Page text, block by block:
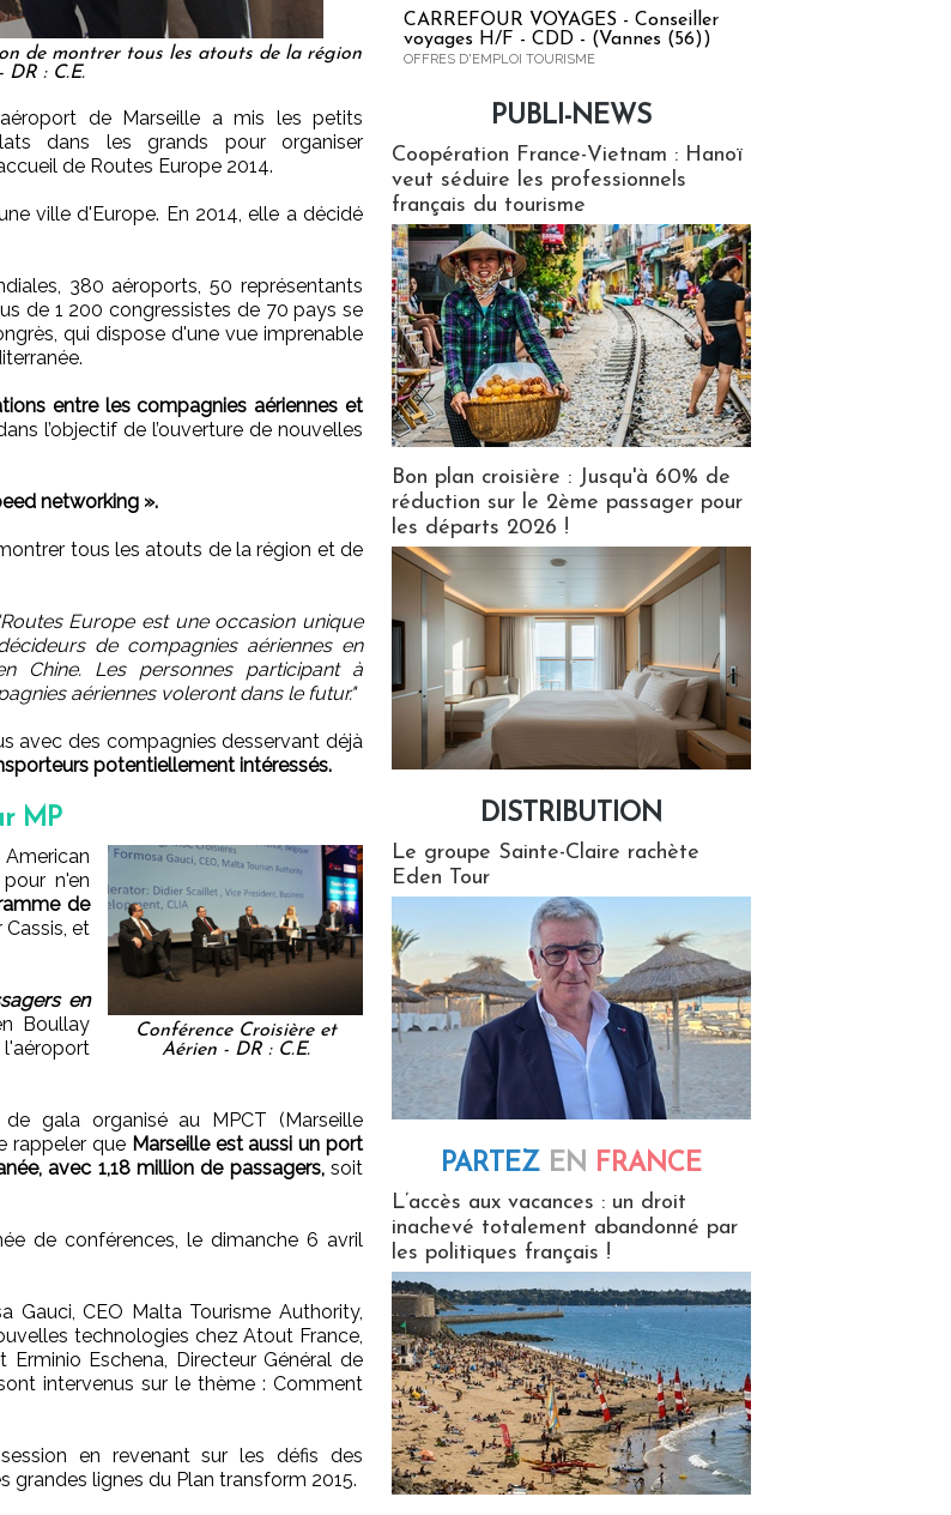
de montrer tous les atouts de la région
: C.E.
de Marseille a mis les petits
dans les grands pour organiser
de Routes Europe 2014.
ville d'Europe. En 2014, elle a décidé
380 aéroports, 50 représentants
de 1 200 congressistes de 70 pays se
qui dispose d'une vue imprenable
entre les compagnies aériennes et
l’objectif de l’ouverture de nouvelles
networking ».
tous les atouts de la région et de
Europe est une occasion unique
de compagnies aériennes en
Chine. Les personnes participant à
aériennes voleront dans le futur."
avec des compagnies desservant déjà
potentiellement intéressés.
MP
Conférence Croisière et
Aérien - DR : C.E.
n'en
de
et
en
Boullay
gala organisé au MPCT (Marseille
rappeler que Marseille est aussi un port
avec 1,18 million de passagers,soit
de conférences, le dimanche 6 avril
Gauci, CEO Malta Tourisme Authority,
technologies chez Atout France,
Eschena, Directeur Général de
intervenus sur le thème : Comment
en revenant sur les défis des
grandes lignes du Plan transform 2015.
CARREFOUR VOYAGES - Conseiller
voyages H/F - CDD - (Vannes (56))
OFFRES D'EMPLOI TOURISME
PUBLI-NEWS
Coopération France-Vietnam : Hanoï
veut séduire les professionnels
français du tourisme
Bon plan croisière : Jusqu'à 60% de
réduction sur le 2ème passager pour
les départs 2026 !
DISTRIBUTION
Le groupe Sainte-Claire rachète
Eden Tour
PARTEZ EN FRANCE
L’accès aux vacances : un droit
inachevé totalement abandonné par
les politiques français !